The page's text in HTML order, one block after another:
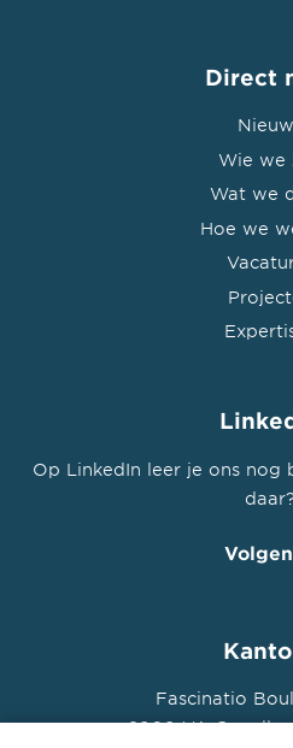
Direct
Wie we
Wat we
Hoe we
Op LinkedIn leer je ons nog
daar?
Volgen
Fascinatio
2909 VA Capelle